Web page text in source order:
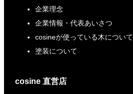
企業理念
企業情報・代表あいさつ
cosineが使っている木について
塗装について
cosine 直営店